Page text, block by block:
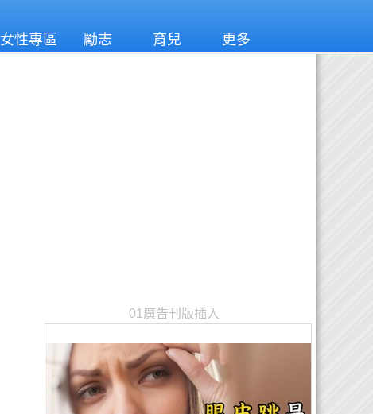
女性專區 勵志 育兒 更多
01廣告刊版插入